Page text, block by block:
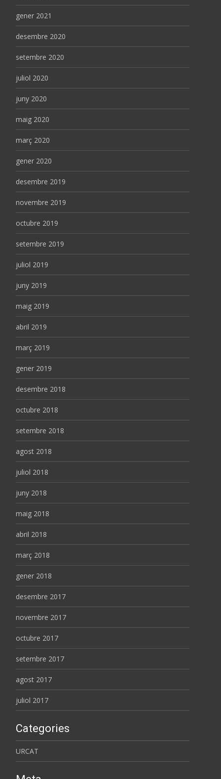
gener 2021
desembre 2020
setembre 2020
juliol 2020
juny 2020
maig 2020
març 2020
gener 2020
desembre 2019
novembre 2019
octubre 2019
setembre 2019
juliol 2019
juny 2019
maig 2019
abril 2019
març 2019
gener 2019
desembre 2018
octubre 2018
setembre 2018
agost 2018
juliol 2018
juny 2018
maig 2018
abril 2018
març 2018
gener 2018
desembre 2017
novembre 2017
octubre 2017
setembre 2017
agost 2017
juliol 2017
Categories
URCAT